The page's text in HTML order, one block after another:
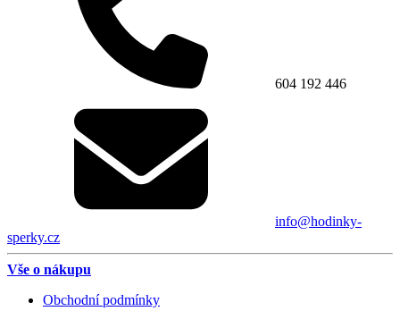
604 192 446
info@hodinky-
sperky.cz
Vše o nákupu
Obchodní podmínky